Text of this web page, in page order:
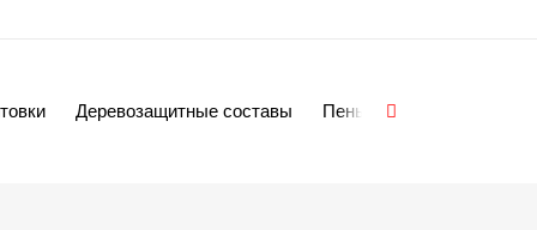
Деревозащитные составы Пены